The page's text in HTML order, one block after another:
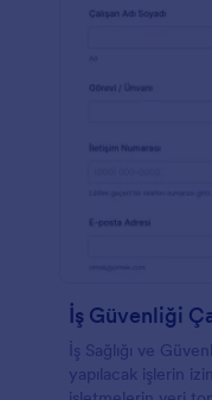
İş Güvenliği
İş Sağlığı ve
yapılacak işlerin